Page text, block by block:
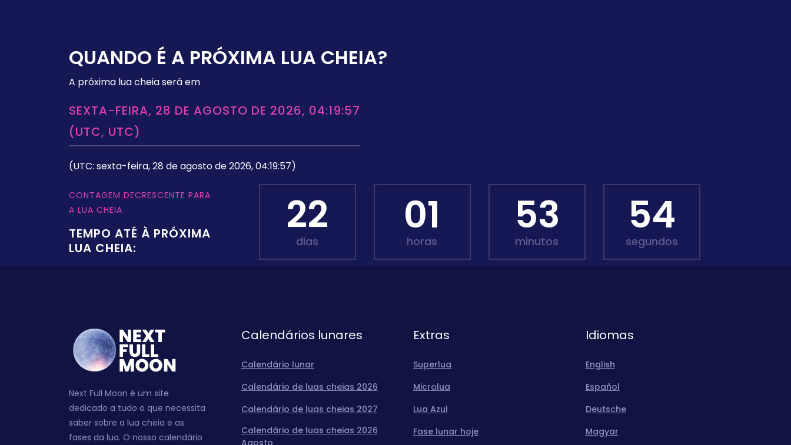
QUANDO É A PRÓXIMA LUA CHEIA?
A próxima lua cheia será em
SEXTA-FEIRA, 28 DE AGOSTO DE 2026, 04:19:57
(UTC, UTC)
(UTC: sexta-feira, 28 de agosto de 2026, 04:19:57)
CONTAGEM DECRESCENTE PARA
A LUA CHEIA
TEMPO ATÉ À PRÓXIMA
LUA CHEIA:
22
dias
01
horas
53
minutos
53
segundos
Next Full Moon é um site
dedicado a tudo o que necessita
saber sobre a lua cheia e as
fases da lua. O nosso calendário
Calendários lunares
Calendário lunar
Calendário de luas cheias 2026
Calendário de luas cheias 2027
Calendário de luas cheias 2026
Agosto
Extras
Superlua
Microlua
Lua Azul
Fase lunar hoje
Idiomas
English
Español
Deutsche
Magyar